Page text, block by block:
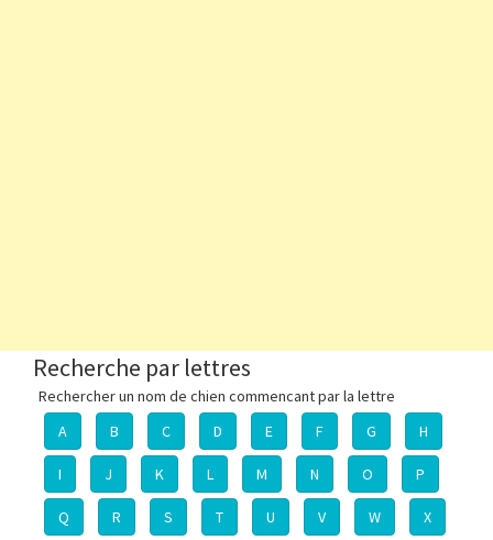
Recherche par lettres
Rechercher un nom de chien commencant par la lettre
A
B C D E F G H
I J K L M N O P
Q R S T U V W X